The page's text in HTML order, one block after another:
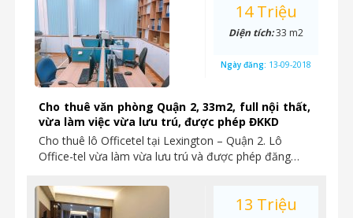
Cho thuê văn phòng Quận 2, 33m2, full nội thất,
vừa làm việc vừa lưu trú, được phép ĐKKD
Cho thuê lô Officetel tại Lexington – Quận 2. Lô
Office-tel vừa làm vừa lưu trú và được phép đăng…
14 Triệu
Diện tích:33 m2
Ngày đăng: 13-09-2018
13 Triệu